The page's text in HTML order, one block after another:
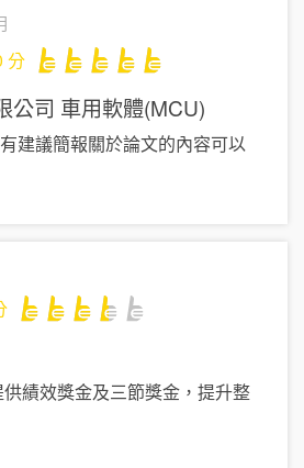
分
公司 車用軟體(MCU)
建議簡報關於論文的內容可以
績效獎金及三節獎金，提升整